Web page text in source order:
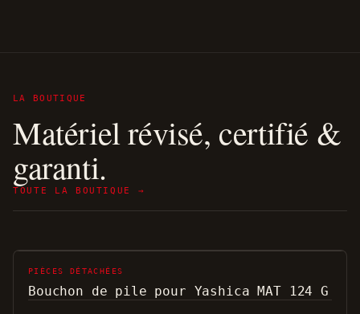
LA BOUTIQUE
Matériel révisé, certifié &
garanti.
TOUTE LA BOUTIQUE →
PIÈCES DÉTACHÉES
Bouchon de pile pour Yashica MAT 124 G